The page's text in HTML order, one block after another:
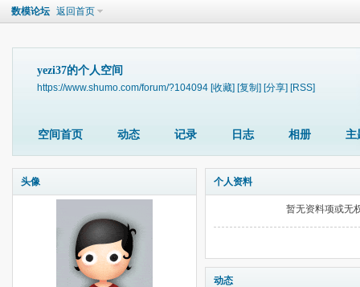
数模论坛 返回首页
yezi37的个人空间
https://www.shumo.com/forum/?104094 [收藏] [复制] [分享] [RSS]
空间首页 动态 记录 日志 相册 主
头像 个人资料
暂无资料项或无
动态